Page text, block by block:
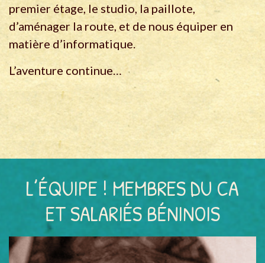
premier étage, le studio, la paillote,
d’aménager la route, et de nous équiper en
matière d’informatique.
L’aventure continue…
L’ÉQUIPE ! MEMBRES DU CA
ET SALARIÉS BÉNINOIS